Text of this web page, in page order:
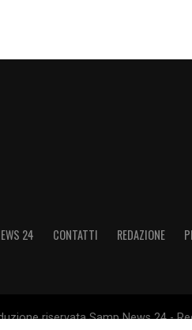
24 CONTATTI REDAZIONE
riservata Samp News 24 -